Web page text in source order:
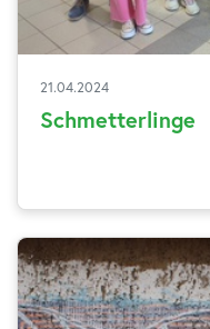
21.04.2024
Schmetterlinge